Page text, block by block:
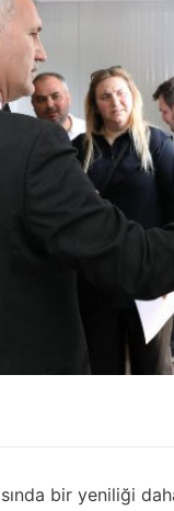
bir yeniliği